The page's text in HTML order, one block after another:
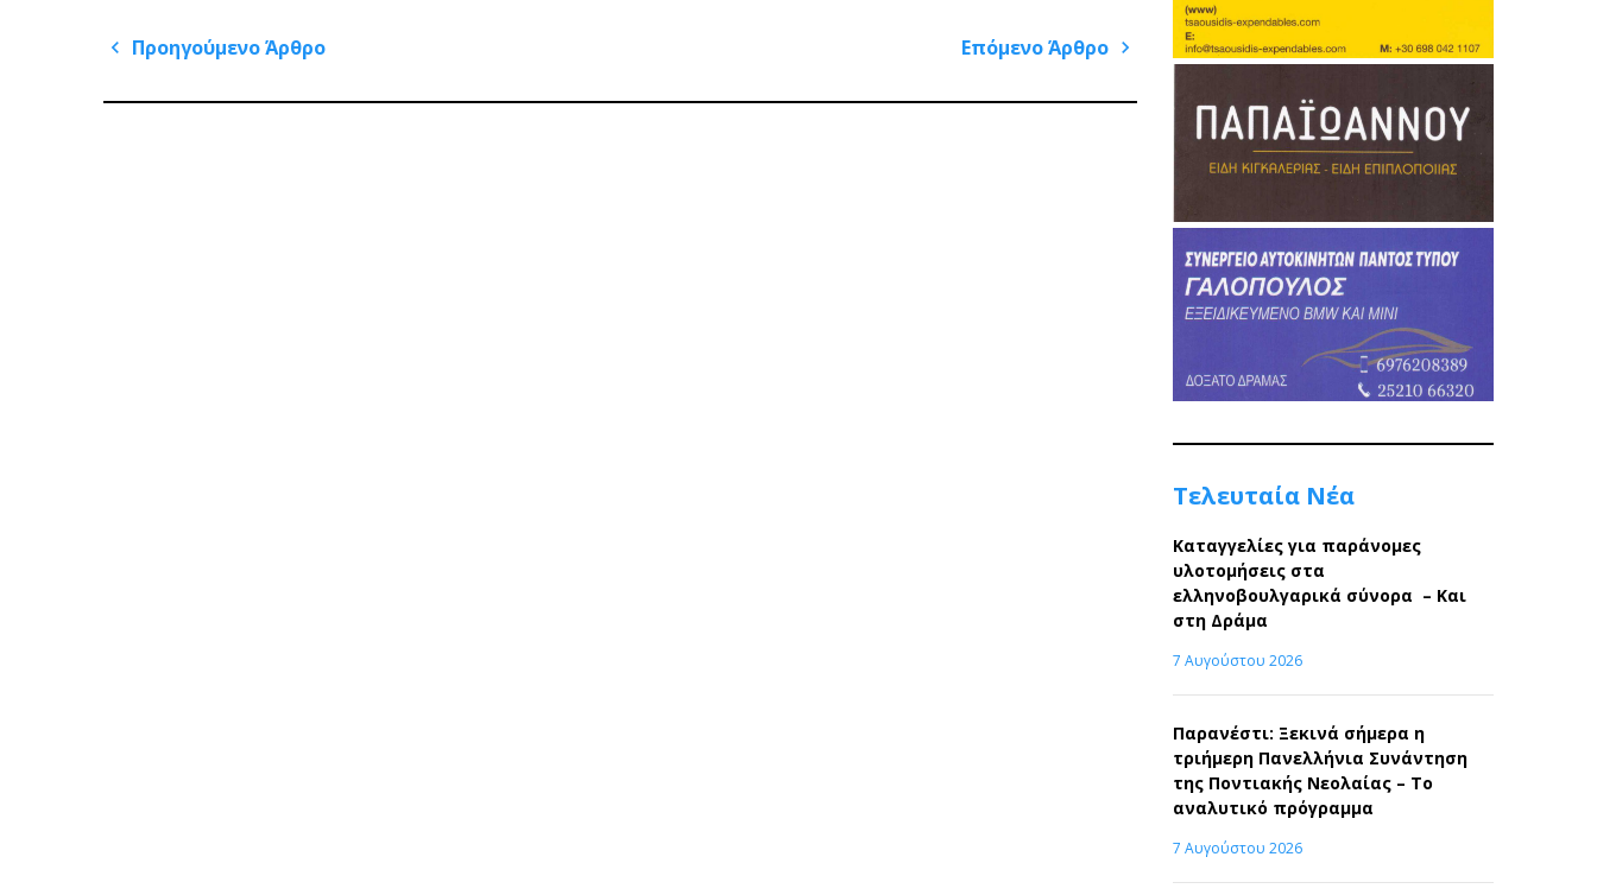
Πλοήγηση
άρθρων
Προηγούμενο Άρθρο
Επόμενο Άρθρο
Τελευταία Νέα
Καταγγελίες για παράνομες
υλοτομήσεις στα
ελληνοβουλγαρικά σύνορα – Και
στη Δράμα
7 Αυγούστου 2026
Παρανέστι: Ξεκινά σήμερα η
τριήμερη Πανελλήνια Συνάντηση
της Ποντιακής Νεολαίας – Το
αναλυτικό πρόγραμμα
7 Αυγούστου 2026